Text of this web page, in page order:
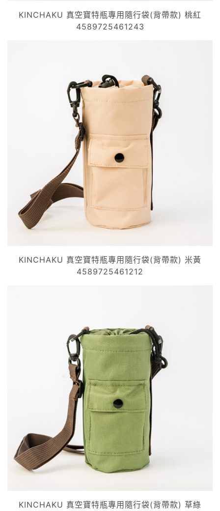
KINCHAKU 真空寶特瓶專用隨行袋(背帶款) 桃紅
4589725461243
KINCHAKU 真空寶特瓶專用隨行袋(背帶款) 米黃
4589725461212
KINCHAKU 真空寶特瓶專用隨行袋(背帶款) 草綠